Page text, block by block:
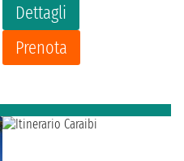
Dettagli
Prenota